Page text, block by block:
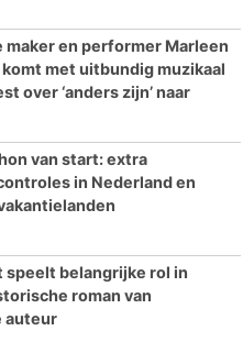
maker en performer Marleen
met uitbundig muzikaal
over ‘anders zijn’ naar
van start: extra
in Nederland en
speelt belangrijke rol in
roman van
auteur